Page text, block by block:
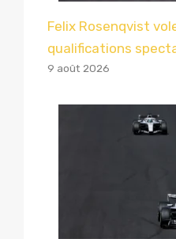
Felix Rosenqvist
qualifications
9 août 2026